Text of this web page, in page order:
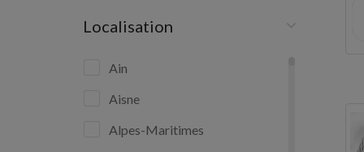
Localisation
Ain
Aisne
Alpes-Maritimes